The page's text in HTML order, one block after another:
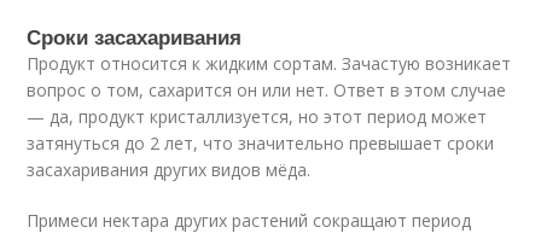
Сроки засахаривания
Продукт относится к жидким сортам. Зачастую возникает
вопрос о том, сахарится он или нет. Ответ в этом случае
— да, продукт кристаллизуется, но этот период может
затянуться до 2 лет, что значительно превышает сроки
засахаривания других видов мёда.
Примеси нектара других растений сокращают период